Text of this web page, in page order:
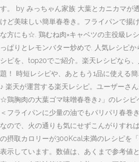
す。 by みっちゃん家族 大葉とカニカマが
けど美味しい簡単春巻き。フライパンで揚
な方にも☆. 鶏むね肉×キャベツの主役級レ
っぱりとレモンバター炒めで. 人気レシピ
シピを、top20でご紹介。楽天レシピなら
題！ 時短レシピや、あともう1品に使える
♪ 楽天が運営する楽天レシピ。ユーザーさ
☆鶏胸肉の大葉ゴマ味噌春巻き♪」のレシピ
＜フライパンに少量の油でもパリパリ春巻
なので、火の通りも気にせずこんがりすれ
の摂取カロリーが300Kcal未満のレシピを
表示しています。数値は、あくまで参考値